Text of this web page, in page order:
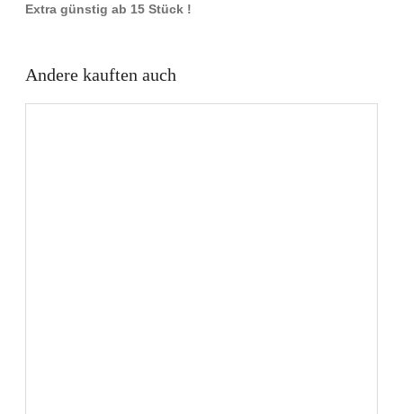
Extra günstig ab 15 Stück !
Andere kauften auch